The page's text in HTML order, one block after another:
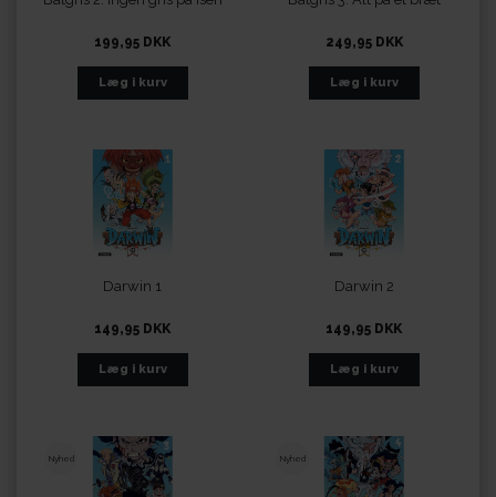
199,95 DKK 249,95 DKK
Darwin 1
149,95 DKK
Darwin 2
149,95 DKK
Nyhed Nyhed